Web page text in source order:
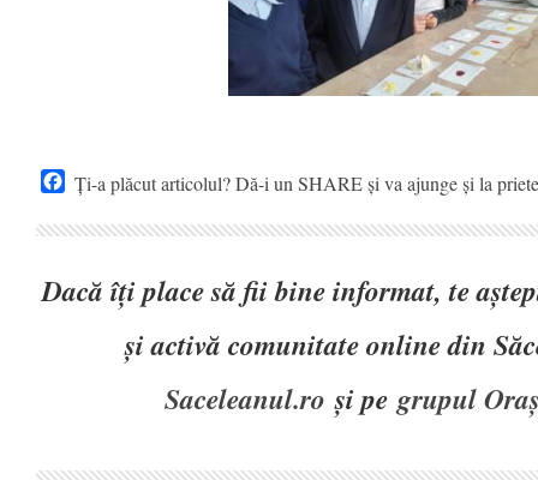
Facebook
Ți-a plăcut articolul? Dă-i un SHARE și va ajunge și la
Dacă îți place să fii bine informat, te
și activă comunitate online din
Saceleanul.ro și pegrupul